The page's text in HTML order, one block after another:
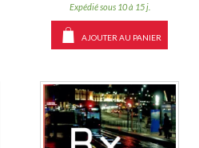
Expédié sous 10 à 15 j.
AJOUTER AU PANIER